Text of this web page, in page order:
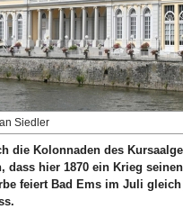
Siedler
die Kolonnaden des
dass hier 1870 ein Krieg
feiert Bad Ems im Juli